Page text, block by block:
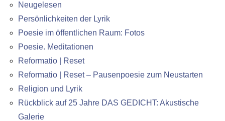
Neugelesen
Persönlichkeiten der Lyrik
Poesie im öffentlichen Raum: Fotos
Poesie. Meditationen
Reformatio | Reset
Reformatio | Reset – Pausenpoesie zum Neustarten
Religion und Lyrik
Rückblick auf 25 Jahre DAS GEDICHT: Akustische
Galerie